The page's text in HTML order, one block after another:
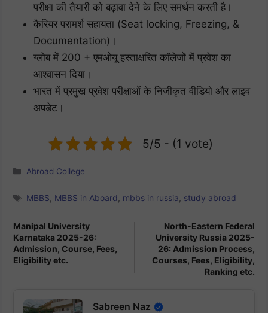
परीक्षा की तैयारी को बढ़ावा देने के लिए समर्थन करती है।
कैरियर परामर्श सहायता (Seat locking, Freezing, &
Documentation)।
ग्लोब में 200 + एमओयू हस्ताक्षरित कॉलेजों में प्रवेश का
आश्वासन दिया।
भारत में प्रमुख प्रवेश परीक्षाओं के निजीकृत वीडियो और लाइव
अपडेट।
5/5 - (1 vote)
Categories
Abroad College
Tags
MBBS MBBS in Aboard mbbs in russia study abroad
Manipal University
Karnataka 2025-26:
Admission, Course, Fees,
Eligibility etc.
North-Eastern Federal
University Russia 2025-
26: Admission Process,
Courses, Fees, Eligibility,
Ranking etc.
Sabreen Naz